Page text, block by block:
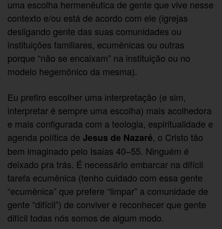
uma escolha hermenêutica de gente que vive nesse
contexto e/ou está de acordo com ele (igrejas
desligando gente das suas comunidades ou
instituições familiares, ecumênicas ou outras
porque “não se encaixam” na instituição ou no
modelo hegemônico da mesma).
Eu prefiro escolher uma interpretação (e sim,
interpretar é sempre uma escolha) mais acolhedora
e mais configurada com a teologia, espiritualidade e
agenda política deJesus de Nazaré, o Cristo tão
bem imaginado pelo Isaias 40–55. Ninguém é
deixado pra trás. É necessário embarcar na difícil
tarefa ecumênica (tenho cuidado com essa gente
“ecumênica” que prefere “limpar” a comunidade de
gente “difícil”) de conviver e reconhecer que gente
difícil todas nós somos de algum modo.